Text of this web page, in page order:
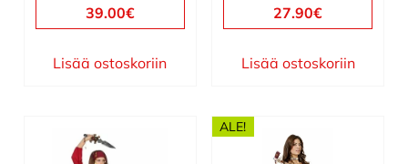
39.00€
Lisää ostoskoriin
27.90€
Lisää ostoskoriin
ALE!
Tällä